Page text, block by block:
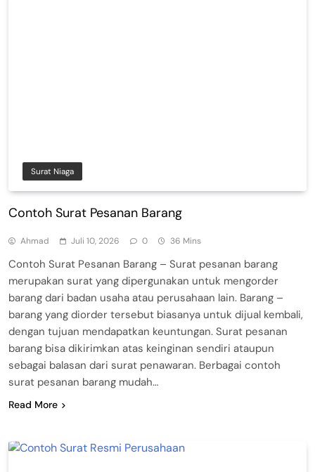
Surat Niaga
Contoh Surat Pesanan Barang
Ahmad Juli 10, 2026 0 36 Mins
Contoh Surat Pesanan Barang – Surat pesanan barang
merupakan surat yang dipergunakan untuk mengorder
barang dari badan usaha atau perusahaan lain. Barang –
barang yang diorder tersebut biasanya untuk dijual kembali,
dengan tujuan mendapatkan keuntungan. Surat pesanan
barang bisa dikirimkan atas keinginan sendiri ataupun
sebagai balasan dari surat penawaran. Berbagai contoh
surat pesanan barang mudah…
Read More